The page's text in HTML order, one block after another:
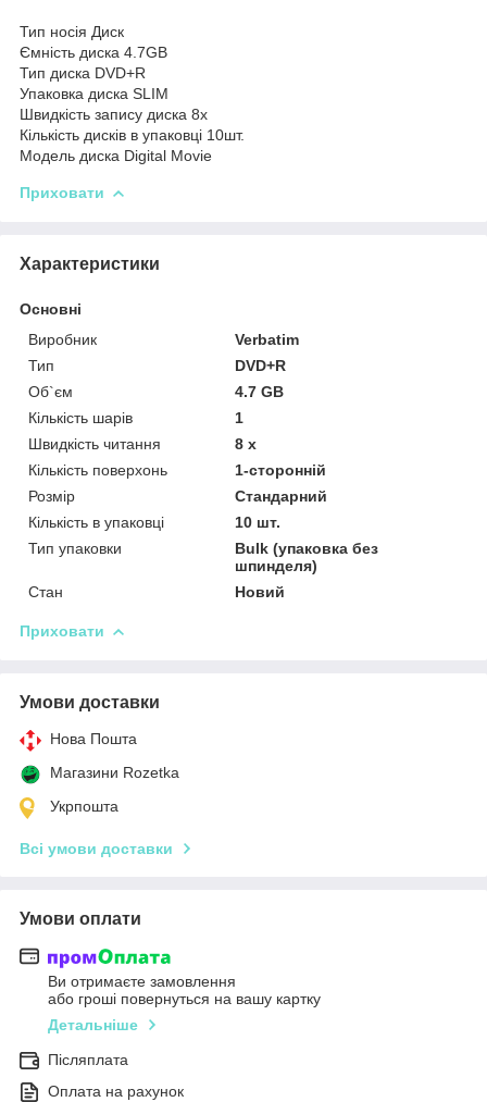
Тип носія Диск
Ємність диска 4.7GB
Тип диска DVD+R
Упаковка диска SLIM
Швидкість запису диска 8x
Кількість дисків в упаковці 10шт.
Модель диска Digital Movie
Приховати
Характеристики
Основні
Виробник
Verbatim
Тип
DVD+R
Об`єм
4.7 GB
Кількість шарів
1
Швидкість читання
8 х
Кількість поверхонь
1-сторонній
Розмір
Стандарний
Кількість в упаковці
10 шт.
Тип упаковки
Bulk (упаковка без
шпинделя)
Стан
Новий
Приховати
Умови доставки
Нова Пошта
Магазини Rozetka
Укрпошта
Всі умови доставки
Умови оплати
Ви отримаєте замовлення
або гроші повернуться на вашу картку
Детальніше
Післяплата
Оплата на рахунок